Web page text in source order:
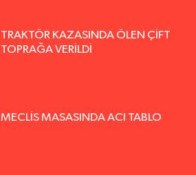
TRAKTÖR KAZASINDA ÖLEN ÇİFT
TOPRAĞA VERİLDİ
MECLİS MASASINDA ACI TABLO